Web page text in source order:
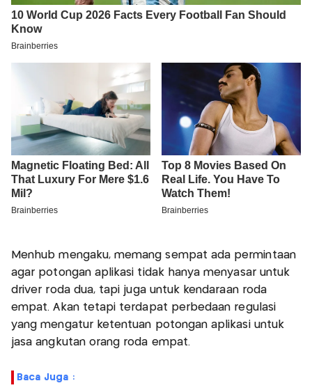
Menhub mengaku, memang sempat ada permintaan
agar potongan aplikasi tidak hanya menyasar untuk
driver roda dua, tapi juga untuk kendaraan roda
empat. Akan tetapi terdapat perbedaan regulasi
yang mengatur ketentuan potongan aplikasi untuk
jasa angkutan orang roda empat.
Baca Juga :